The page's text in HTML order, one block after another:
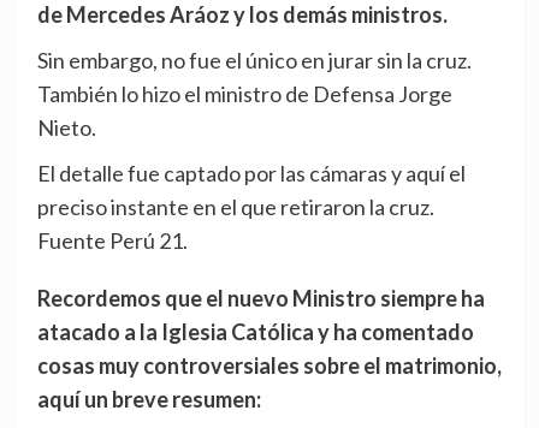
de Mercedes Aráoz y los demás ministros.
Sin embargo, no fue el único en jurar sin la cruz.
También lo hizo el ministro de Defensa Jorge
Nieto.
El detalle fue captado por las cámaras y aquí el
preciso instante en el que retiraron la cruz.
Fuente Perú 21.
Recordemos que el nuevo Ministro siempre ha
atacado a la Iglesia Católica y ha comentado
cosas muy controversiales sobre el matrimonio,
aquí un breve resumen: